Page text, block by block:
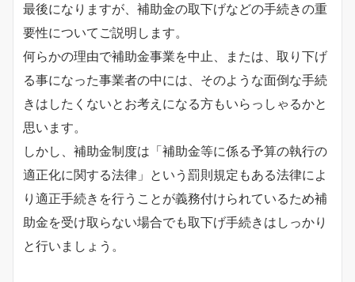
最後になりますが、補助金の取下げなどの手続きの重
要性についてご説明します。
何らかの理由で補助金事業を中止、または、取り下げ
る事になった事業者の中には、そのような面倒な手続
きはしたくないとお考えになる方もいらっしゃるかと
思います。
しかし、補助金制度は「補助金等に係る予算の執行の
適正化に関する法律」という罰則規定もある法律によ
り適正手続きを行うことが義務付けられているため補
助金を受け取らない場合でも取下げ手続きはしっかり
と行いましょう。